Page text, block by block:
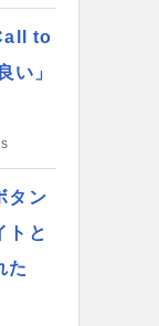
to
い」
タン
トと
た